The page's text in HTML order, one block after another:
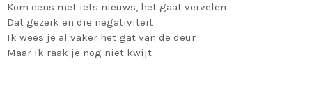
Kom eens met iets nieuws, het gaat vervelen
Dat gezeik en die negativiteit
Ik wees je al vaker het gat van de deur
Maar ik raak je nog niet kwijt